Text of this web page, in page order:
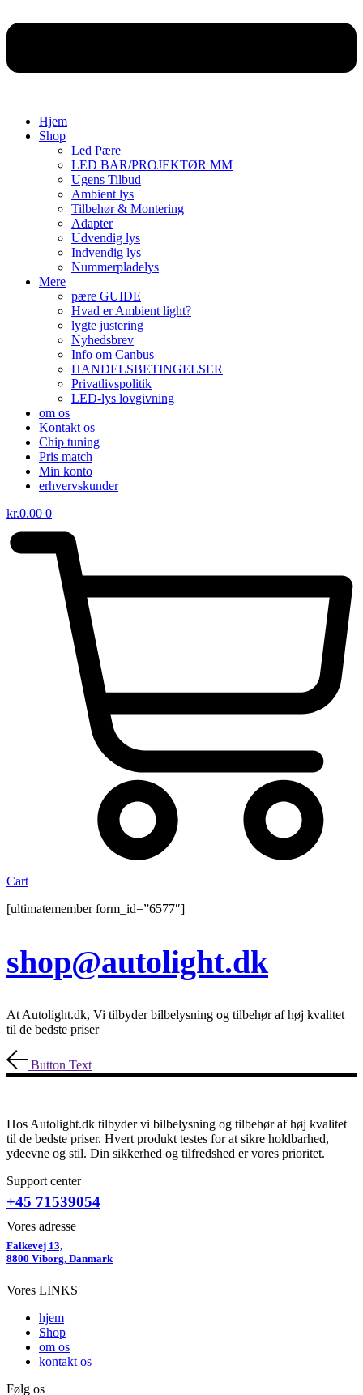
Hjem
Shop
Led Pære
LED BAR/PROJEKTØR MM
Ugens Tilbud
Ambient lys
Tilbehør & Montering
Adapter
Udvendig lys
Indvendig lys
Nummerpladelys
Mere
pære GUIDE
Hvad er Ambient light?
lygte justering
Nyhedsbrev
Info om Canbus
HANDELSBETINGELSER
Privatlivspolitik
LED-lys lovgivning
om os
Kontakt os
Chip tuning
Pris match
Min konto
erhvervskunder
kr.0.00 0
Cart
[ultimatemember form_id=”6577″]
shop@autolight.dk
At Autolight.dk, Vi tilbyder bilbelysning og tilbehør af høj kvalitet
til de bedste priser
Button Text
Hos Autolight.dk tilbyder vi bilbelysning og tilbehør af høj kvalitet
til de bedste priser. Hvert produkt testes for at sikre holdbarhed,
ydeevne og stil. Din sikkerhed og tilfredshed er vores prioritet.
Support center
+45 71539054
Vores adresse
Falkevej 13,
8800 Viborg, Danmark
Vores LINKS
hjem
Shop
om os
kontakt os
Følg os